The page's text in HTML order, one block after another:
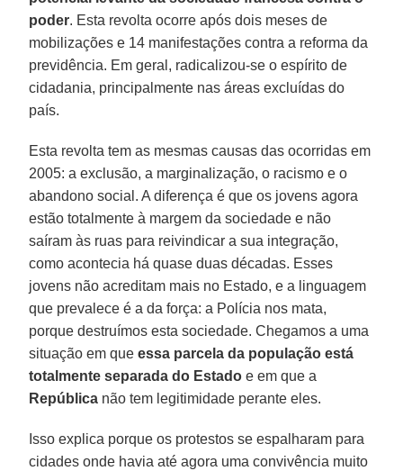
poder. Esta revolta ocorre após dois meses de
mobilizações e 14 manifestações contra a reforma da
previdência. Em geral, radicalizou-se o espírito de
cidadania, principalmente nas áreas excluídas do
país.
Esta revolta tem as mesmas causas das ocorridas em
2005: a exclusão, a marginalização, o racismo e o
abandono social. A diferença é que os jovens agora
estão totalmente à margem da sociedade e não
saíram às ruas para reivindicar a sua integração,
como acontecia há quase duas décadas. Esses
jovens não acreditam mais no Estado, e a linguagem
que prevalece é a da força: a Polícia nos mata,
porque destruímos esta sociedade. Chegamos a uma
situação em queessa parcela da população está
totalmente separada do Estado e em que a
República não tem legitimidade perante eles.
Isso explica porque os protestos se espalharam para
cidades onde havia até agora uma convivência muito